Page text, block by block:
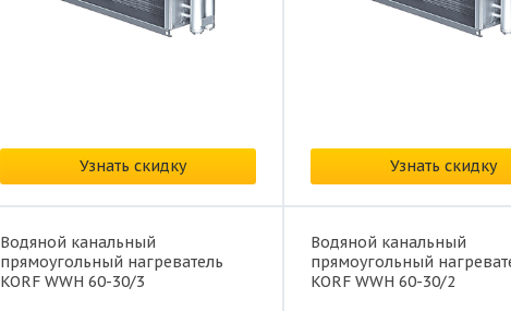
Узнать скидку Узнать скидку
Водяной канальный
прямоугольный нагреватель
KORF WWH 60-30/3
Водяной канальный
прямоугольный
KORF WWH 60-30/2